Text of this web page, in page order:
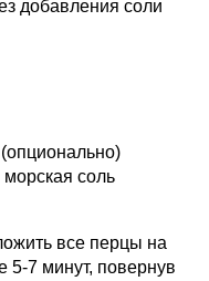
добавления соли
соль
все перцы на
5-7 минут, повернув